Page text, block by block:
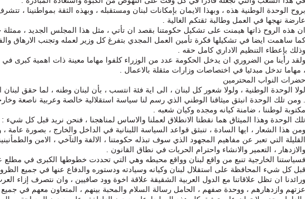
بروح الوحدة الوطنية هذه ، وبهذا الايمان بإمكانات لبنان ومستقبله ، وبهذه الثقة بمواطنينا ،
عارضة نهجها في العمل وطالبة ثقتكم الغالية .
ان هذه الروح ذاتها هيمنت على تشكيل حكومتنا بقصد ان تأتي ، مثل هذا المجلس الجديد ، ممثلة
كما ساهمت ايضا في تشكيلها فكرة تأمين العمل المجدي بتفرغ كل وزير لعمله وتجنب الارهاق
وذلك بإعطاء التنظيم الاداري كامل حقه .
ولقد رأينا من الضروري ان يدخل الحكومة عدد من الوزراء كلفوا مهاما معينة ذات اهمية كبرى في
، مهاما تدخل مبدئيا في اختصاصات وزارات مثقلة بالاعمال .
حضرات النواب المحترمين
لولا الوحدة الوطنية ، ولولا شعور كل لبنان ، الى اية فئة انتسب ، بأن لبنان وطنه ، لما حقق
. ومن تلك الوحدة انبثق ميثاقنا الوطني الذي رسم لنا سياسة استقلالية خالصة وعربية ناصعة
مكتوبة لوطننا ، ضامنة كيانه ومجده وكيان شعبه .
تلك الوحدة وهذا الميثاق هما نقطتا الانطلاق لعملنا والاساس لمناهجنا ، فنحن نريد قبل كل شيء :
ومن هذا الشعار ، ايها السادة ، تنبثق قواعد السياسة اللبنانية في الداخل والخارج ، بصورة
القليلة التي تعبر عن مفاهيم المجهود الذي سوف تبذله حكومتنا ، الالفة والتآخي ، الامن
والازدهار ، التعمير والانشاء واحترام الحريات في نطاق القانون .
قبل كل شيء المحافظة على استقلال لبنان وكيانه وسيادته ودستوره والدفاع عنها في جميع
ورائدنا ان تظل علاقاتنا مع الدول العربية الشقيقة علاقة اخوة وود صافيين ، وان نتصرف إزاء
عزتهم وازدهارهم ، ووحدة صفهم ، الحامل رسالة السلام والمحبة بينهم ، المتعاون معهم في جميع